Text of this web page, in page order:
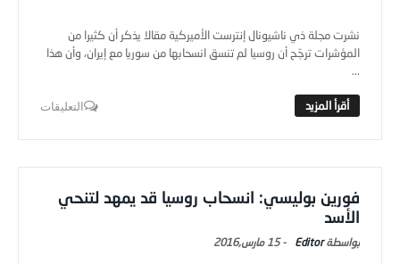
نشرت مجلة ذي ناشيونال إنترست الأميركية مقالا يذكر أن كثيرا من
المؤشرات ترجّح أن روسيا لم تنسق انسحابها من سوريا مع إيران، وأن هذا
...
التعليقات
فورين بوليسي: انسحاب روسيا قد يمهد لتنحي
الأسد
Editor
-15 مارس,2016